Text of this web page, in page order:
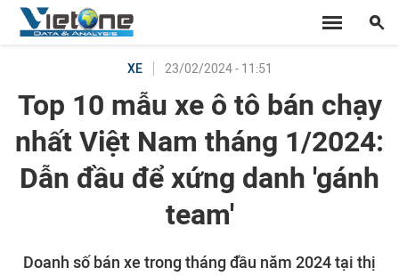
XE 23/02/2024 - 11:51
Top 10 mẫu xe ô tô bán chạy
nhất Việt Nam tháng 1/2024:
Dẫn đầu để xứng danh 'gánh
team'
Doanh số bán xe trong tháng đầu năm 2024 tại thị